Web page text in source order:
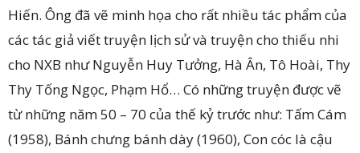
Hiến. Ông đã vẽ minh họa cho rất nhiều tác phẩm của
các tác giả viết truyện lịch sử và truyện cho thiếu nhi
cho NXB như Nguyễn Huy Tưởng, Hà Ân, Tô Hoài, Thy
Thy Tống Ngọc, Phạm Hổ… Có những truyện được vẽ
từ những năm 50 – 70 của thế kỷ trước như: Tấm Cám
(1958), Bánh chưng bánh dày (1960), Con cóc là cậu